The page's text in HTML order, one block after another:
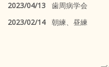
2023/04/13 歯周病学会
2023/02/14朝練、昼練